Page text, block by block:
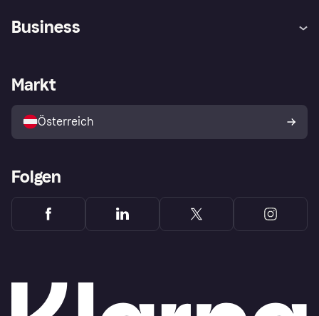
Shops entdecken
Business
Händlerportal
Markt
Österreich
Folgen